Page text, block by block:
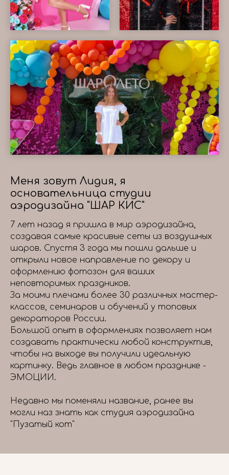
Меня зовут Лидия, я
основательница студии
аэродизайна "ШАР КИС"
7 лет назад я пришла в мир аэродизайна,
создавая самые красивые сеты из воздушных
шаров. Спустя 3 года мы пошли дальше и
открыли новое направление по декору и
оформлению фотозон для ваших
неповторимых праздников.
За моими плечами более 30 различных мастер-
классов, семинаров и обучений у топовых
декораторов России.
Большой опыт в оформлениях позволяет нам
создавать практически любой конструктив,
чтобы на выходе вы получили идеальную
картинку. Ведь главное в любом празднике -
ЭМОЦИИ.
Недавно мы поменяли название, ранее вы
могли наз знать как студия аэродизайна
"Пузатый кот"